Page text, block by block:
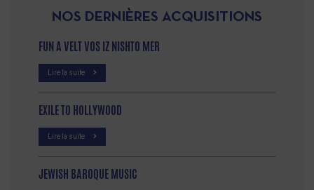
NOS DERNIÈRES ACQUISITIONS
FUN A VELT VOS IZ NISHTO MER
Lire la suite
EXILE TO HOLLYWOOD
Lire la suite
JEWISH BAROQUE MUSIC